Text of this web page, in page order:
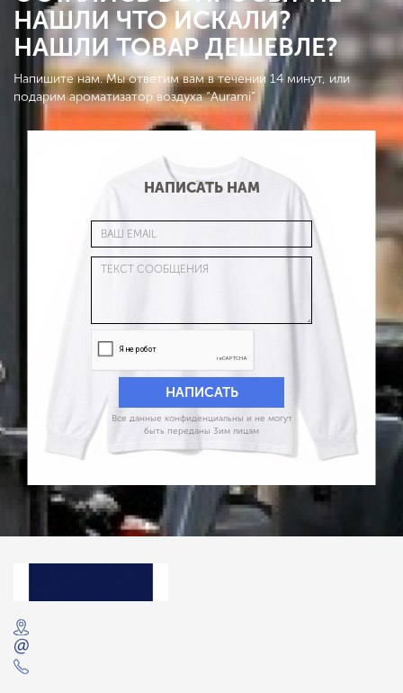
НАШЛИ ЧТО ИСКАЛИ?
НАШЛИ ТОВАР ДЕШЕВЛЕ?
Напишите нам. Мы ответим вам в течении 14 минут, или
подарим ароматизатор воздуха “Aurami”
НАПИСАТЬ НАМ
Все данные конфиденциальны и не могут
быть переданы 3им лицам